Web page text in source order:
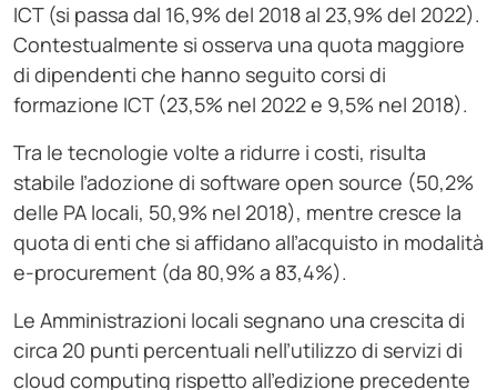
ICT (si passa dal 16,9% del 2018 al 23,9% del 2022).
Contestualmente si osserva una quota maggiore
di dipendenti che hanno seguito corsi di
formazione ICT (23,5% nel 2022 e 9,5% nel 2018).
Tra le tecnologie volte a ridurre i costi, risulta
stabile l’adozione di software open source (50,2%
delle PA locali, 50,9% nel 2018), mentre cresce la
quota di enti che si affidano all’acquisto in modalità
e-procurement (da 80,9% a 83,4%).
Le Amministrazioni locali segnano una crescita di
circa 20 punti percentuali nell’utilizzo di servizi di
cloud computing rispetto all’edizione precedente